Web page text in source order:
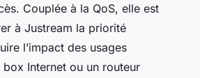
Couplée à la QoS, elle est
à Justream la priorité
l’impact des usages
Internet ou un routeur